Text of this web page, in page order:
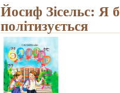
Йосиф Зісельс: Я
політизується